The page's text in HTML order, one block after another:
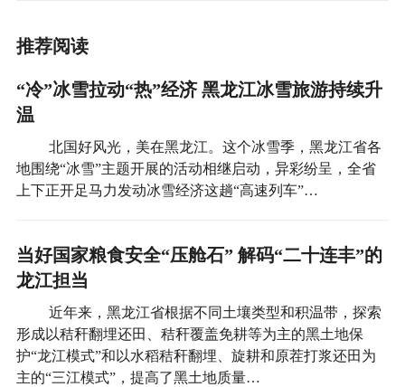
推荐阅读
“冷”冰雪拉动“热”经济 黑龙江冰雪旅游持续升
温
北国好风光，美在黑龙江。这个冰雪季，黑龙江省各
地围绕“冰雪”主题开展的活动相继启动，异彩纷呈，全省
上下正开足马力发动冰雪经济这趟“高速列车”…
当好国家粮食安全“压舱石” 解码“二十连丰”的
龙江担当
近年来，黑龙江省根据不同土壤类型和积温带，探索
形成以秸秆翻埋还田、秸秆覆盖免耕等为主的黑土地保
护“龙江模式”和以水稻秸秆翻埋、旋耕和原茬打浆还田为
主的“三江模式”，提高了黑土地质量…